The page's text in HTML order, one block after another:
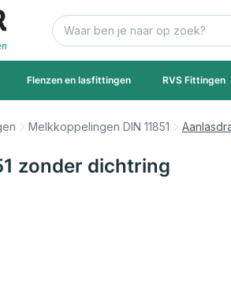
Zoek
Flenzen en lasfittingen RVS Fittingen
Melkkoppelingen DIN 11851
zonder dichtring